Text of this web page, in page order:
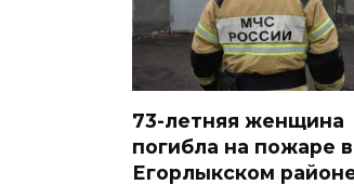
73-летняя женщина
погибла на пожаре в
Егорлыкском